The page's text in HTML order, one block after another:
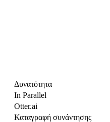
Δυνατότητα
In Parallel
Otter.ai
Καταγραφή συνάντησης